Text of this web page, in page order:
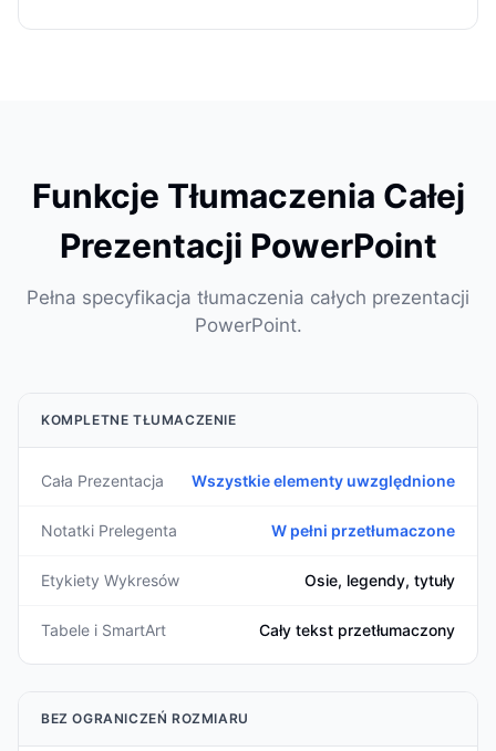
Funkcje Tłumaczenia Całej
Prezentacji PowerPoint
Pełna specyfikacja tłumaczenia całych prezentacji
PowerPoint.
KOMPLETNE TŁUMACZENIE
Cała Prezentacja Wszystkie elementy uwzględnione
Notatki Prelegenta W pełni przetłumaczone
Etykiety Wykresów Osie, legendy, tytuły
Tabele i SmartArt Cały tekst przetłumaczony
BEZ OGRANICZEŃ ROZMIARU